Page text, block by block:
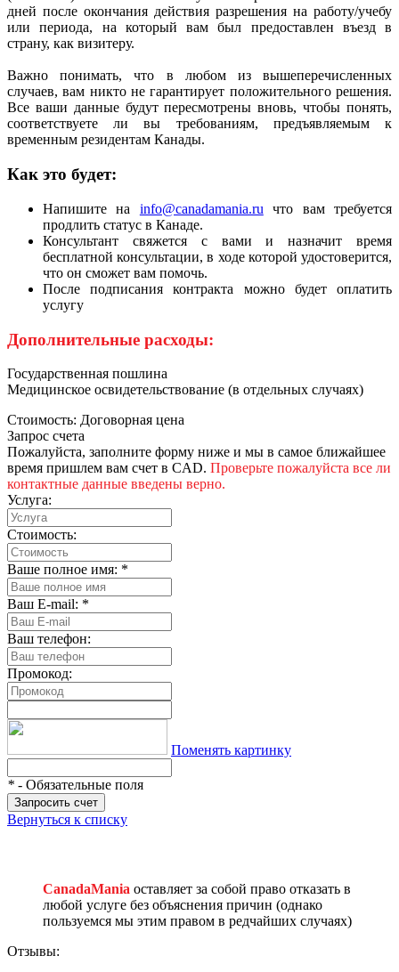
дней после окончания действия разрешения на работу/учебу
или периода, на который вам был предоставлен въезд в
страну, как визитеру.
Важно понимать, что в любом из вышеперечисленных
случаев, вам никто не гарантирует положительного решения.
Все ваши данные будут пересмотрены вновь, чтобы понять,
соответствуете ли вы требованиям, предъявляемым к
временным резидентам Канады.
Как это будет:
Напишите на info@canadamania.ru что вам требуется
продлить статус в Канаде.
Консультант свяжется с вами и назначит время
бесплатной консультации, в ходе которой удостоверится,
что он сможет вам помочь.
После подписания контракта можно будет оплатить
услугу
Дополнительные расходы:
Государственная пошлина
Медицинское освидетельствование (в отдельных случаях)
Стоимость: Договорная цена
Запрос счета
Пожалуйста, заполните форму ниже и мы в самое ближайшее
время пришлем вам счет в CAD. Проверьте пожалуйста все ли
контактные данные введены верно.
Услуга:
Стоимость:
Ваше полное имя: *
Ваш E-mail: *
Ваш телефон:
Промокод:
Поменять картинку
* - Обязательные поля
Запросить счет
Вернуться к списку
CanadaMania оставляет за собой право отказать в
любой услуге без объяснения причин (однако
пользуемся мы этим правом в редчайших случаях)
Отзывы: